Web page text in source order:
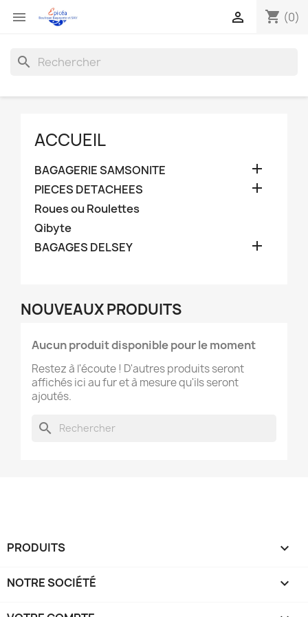
 shopping_cart (0)

search
ACCUEIL
BAGAGERIE SAMSONITE 
PIECES DETACHEES 
Roues ou Roulettes
Qibyte
BAGAGES DELSEY

NOUVEAUX PRODUITS
Aucun produit disponible pour le moment
Restez à l'écoute ! D'autres produits seront
affichés ici au fur et à mesure qu'ils seront
ajoutés.
search
PRODUITS 
NOTRE SOCIÉTÉ 